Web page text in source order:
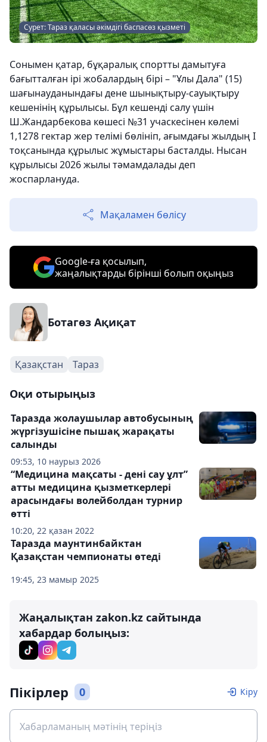
Сурет: Тараз қаласы әкімдігі баспасөз қызметі
Сонымен қатар, бұқаралық спортты дамытуға
бағытталған ірі жобалардың бірі – "Ұлы Дала" (15)
шағынауданындағы дене шынықтыру-сауықтыру
кешенінің құрылысы. Бұл кешенді салу үшін
Ш.Жандарбекова көшесі №31 учаскесінен көлемі
1,1278 гектар жер телімі бөлініп, ағымдағы жылдың І
тоқсанында құрылыс жұмыстары басталды. Нысан
құрылысы 2026 жылы тәмамдалады деп
жоспарлануда.
Мақаламен бөлісу
Google-ға қосылып,
жаңалықтарды бірінші болып оқыңыз
Ботагөз Ақиқат
Қазақстан Тараз
Оқи отырыңыз
09:53, 10 наурыз 2026
Таразда жолаушылар автобусының
жүргізушісіне пышақ жарақаты
салынды
10:20, 22 қазан 2022
“Медицина мақсаты - дені сау ұлт”
атты медицина қызметкерлері
арасындағы волейболдан турнир
өтті
19:45, 23 мамыр 2025
Таразда маунтинбайктан
Қазақстан чемпионаты өтеді
Жаңалықтан zakon.kz сайтында
хабардар болыңыз:
Пікірлер 0 Кіру